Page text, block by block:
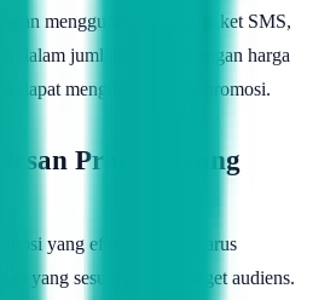
menggunakan pulsa paket SMS,
dalam jumlah banyak dengan harga
dapat menghemat biaya promosi.
Promosi yang
yang efektif, bisnis harus
yang sesuai dengan target audiens.